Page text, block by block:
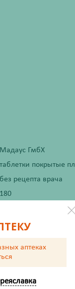
Мадаус ГмбХ
таблетки покрытые
без рецепта врача
180
аптеках